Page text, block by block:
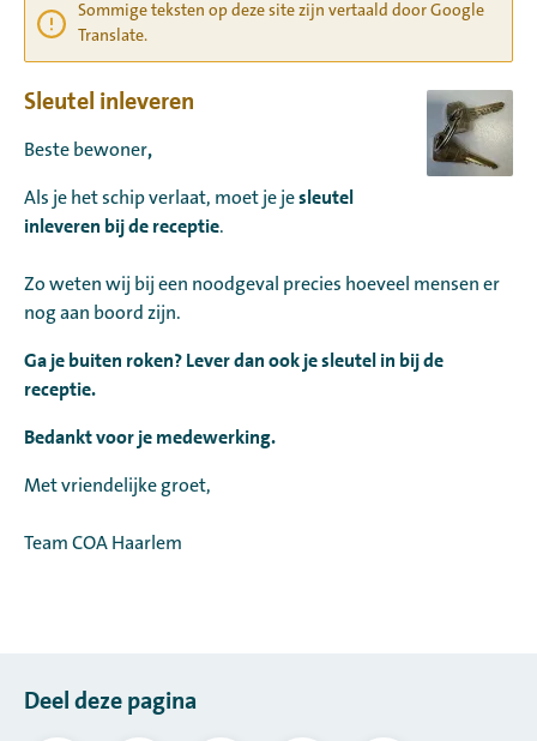
Sommige teksten op deze site zijn vertaald door Google
Translate.
Sleutel inleveren
Beste bewoner,
Als je het schip verlaat, moet je jesleutel
inleveren bij de receptie.
Zo weten wij bij een noodgeval precies hoeveel mensen er
nog aan boord zijn.
Ga je buiten roken? Lever dan ook je sleutel in bij de
receptie.
Bedankt voor je medewerking.
Met vriendelijke groet,
Team COA Haarlem
Deel deze pagina